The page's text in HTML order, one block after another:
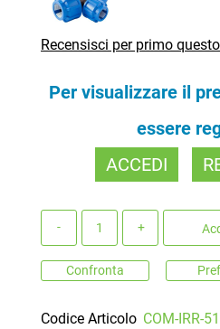
Recensisci per primo
Per visualizzare il
essere
ACCEDI
Confronta
Codice Articolo COM-IRR-